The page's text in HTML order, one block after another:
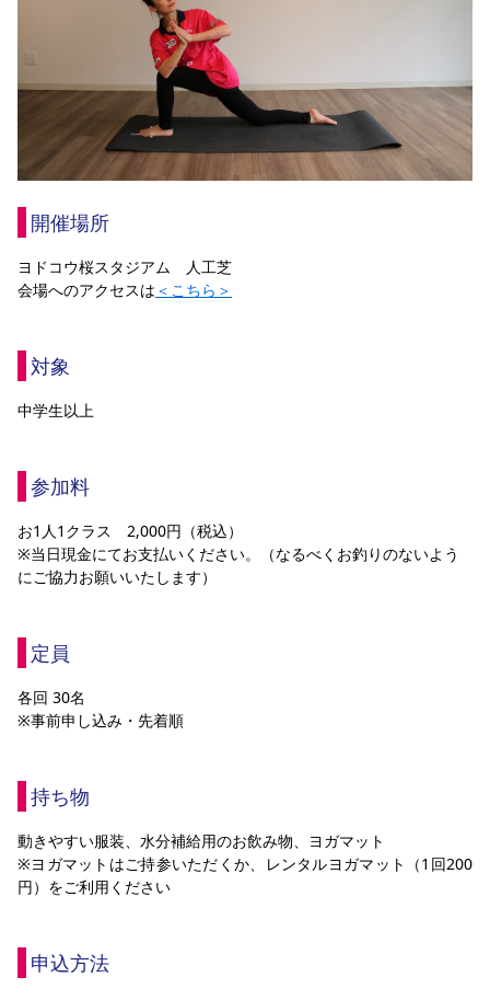
開催場所
ヨドコウ桜スタジアム　人工芝
会場へのアクセスは ＜こちら＞
対象
中学生以上
参加料
お1人1クラス　2,000円（税込）
※当日現金にてお支払いください。（なるべくお釣りのないよう
にご協力お願いいたします）
定員
各回 30名
※事前申し込み・先着順
持ち物
動きやすい服装、水分補給用のお飲み物、ヨガマット
※ヨガマットはご持参いただくか、レンタルヨガマット（1回200
円）をご利用ください
申込方法